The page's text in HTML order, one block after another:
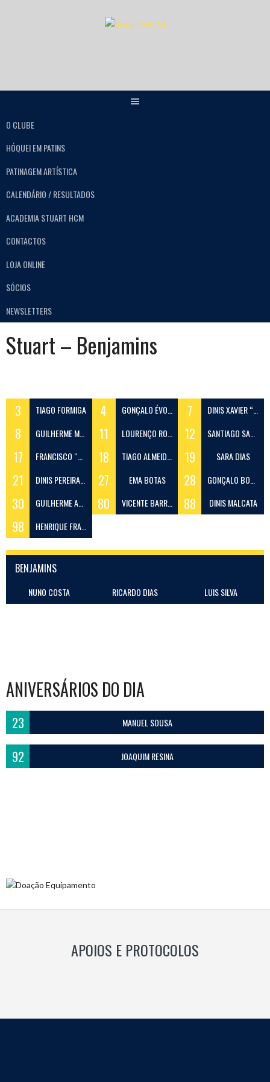
O CLUBE
HÓQUEI EM PATINS
PATINAGEM ARTÍSTICA
CALENDÁRIO / RESULTADOS
ACADEMIA STUART HCM
CONTACTOS
LOJA ONLINE
SÓCIOS
NEWSLETTERS
Stuart – Benjamins
3 TIAGO FORMIGA 4 GONÇALO ÉVORA 7 DINIS XAVIER “XAVI”
8 GUILHERME MARQUES 11 LOURENÇO RODRIGUES “LOU” 12 SANTIAGO SANTOS “SANTI”
17 FRANCISCO “GUSMÃO” GUIMARÃES 18 TIAGO ALMEIDA LAMEGO 19 SARA DIAS
21 DINIS PEREIRA COSTA 27 EMA BOTAS 28 GONÇALO BORGES
30 GUILHERME ALMEIDA 80 VICENTE BARROS 88 DINIS MALCATA
98 HENRIQUE FRANCISCO
BENJAMINS
NUNO COSTA RICARDO DIAS LUIS SILVA
ANIVERSÁRIOS DO DIA
23 MANUEL SOUSA
92 JOAQUIM RESINA
APOIOS E PROTOCOLOS